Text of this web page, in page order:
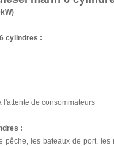
cylindres :
l'attente de consommateurs
:
pêche, les bateaux de port,